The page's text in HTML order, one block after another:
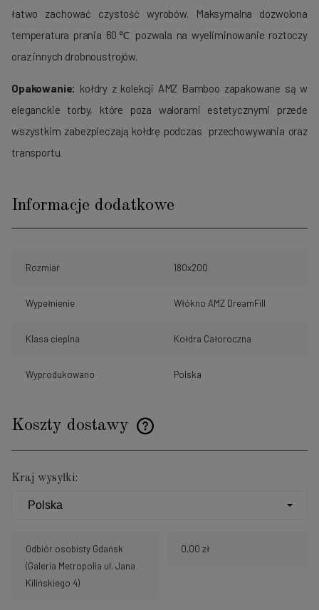
łatwo zachować czystość wyrobów. Maksymalna dozwolona
temperatura prania 60℃ pozwala na wyeliminowanie roztoczy
oraz innych drobnoustrojów.
Opakowanie: kołdry z kolekcji AMZ Bamboo zapakowane są w
eleganckie torby, które poza walorami estetycznymi przede
wszystkim zabezpieczają kołdrę podczas przechowywania oraz
transportu.
Informacje dodatkowe
Rozmiar 180x200
Wypełnienie Włókno AMZ DreamFill
Klasa cieplna Kołdra Całoroczna
Wyprodukowano Polska
Koszty dostawy
Cena nie zawiera ewentualnych kosztów płatności
Kraj wysyłki:
Odbiór osobisty Gdańsk
(Galeria Metropolia ul. Jana
Kilińskiego 4)
0,00 zł